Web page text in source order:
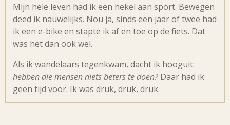
Mijn hele leven had ik een hekel aan sport. Bewegen
deed ik nauwelijks. Nou ja, sinds een jaar of twee had
ik een e-bike en stapte ik af en toe op de fiets. Dat
was het dan ook wel.
Als ik wandelaars tegenkwam, dacht ik hooguit:
hebben die mensen niets beters te doen?Daar had ik
geen tijd voor. Ik was druk, druk, druk.